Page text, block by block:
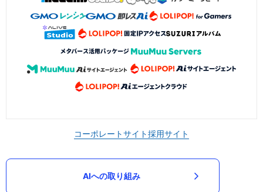
コーポレートサイト採用サイト
AIへの取り組み